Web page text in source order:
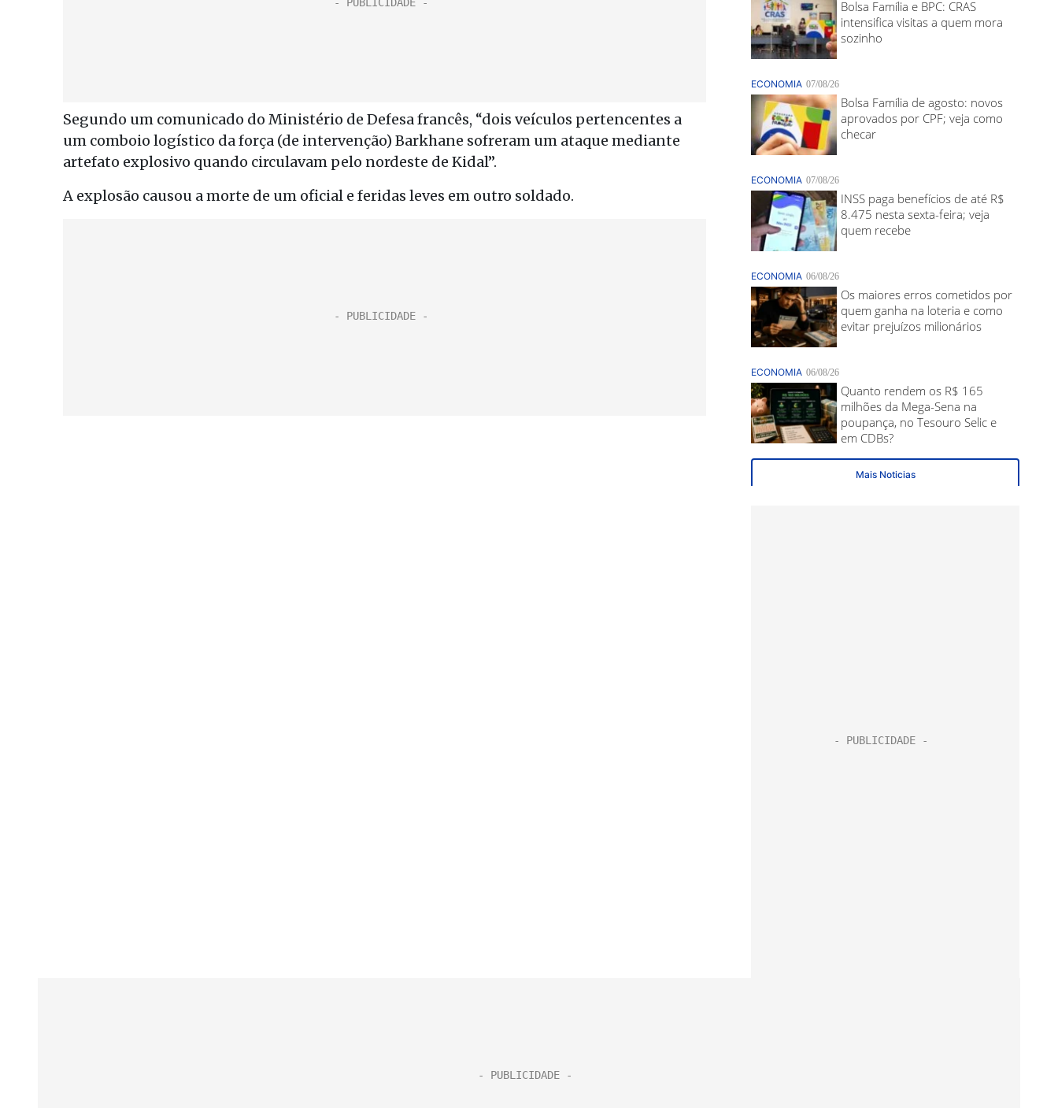
Segundo um comunicado do Ministério de Defesa francês, “dois veículos pertencentes a
um comboio logístico da força (de intervenção) Barkhane sofreram um ataque mediante
artefato explosivo quando circulavam pelo nordeste de Kidal”.
A explosão causou a morte de um oficial e feridas leves em outro soldado.